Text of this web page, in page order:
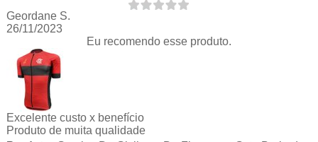
Geordane S.
26/11/2023
Eu recomendo esse produto.
Excelente custo x benefício
Produto de muita qualidade